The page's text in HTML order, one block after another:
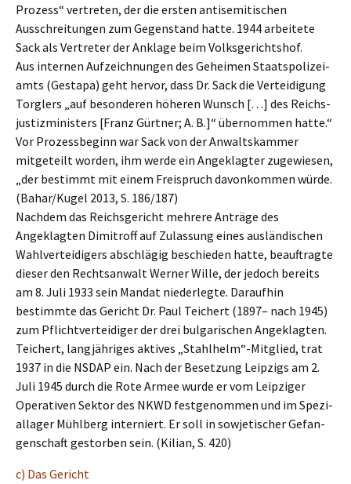
Prozess“ vertre­ten, der die ersten antise­mi­ti­schen
Ausschrei­tun­gen zum Gegen­stand hatte. 1944 arbei­te­te
Sack als Vertre­ter der Ankla­ge beim Volksgerichtshof.
Aus inter­nen Aufzeich­nun­gen des Gehei­men Staats­po­li­zei­
amts (Gesta­pa) geht hervor, dass Dr. Sack die Vertei­di­gung
Torglers „auf beson­de­ren höheren Wunsch […] des Reichs­
jus­tiz­mi­nis­ters [Franz Gürtner; A. B.]“ übernom­men hatte.“
Vor Prozess­be­ginn war Sack von der Anwalts­kam­mer
mitge­teilt worden, ihm werde ein Angeklag­ter zugewie­sen,
„der bestimmt mit einem Freispruch davon­kom­men würde.
(Bahar/Kugel 2013, S. 186/187)
Nachdem das Reichs­ge­richt mehre­re Anträ­ge des
Angeklag­ten Dimitroff auf Zulas­sung eines auslän­di­schen
Wahlver­tei­di­gers abschlä­gig beschie­den hatte, beauf­trag­te
dieser den Rechts­an­walt Werner Wille, der jedoch bereits
am 8. Juli 1933 sein Mandat nieder­leg­te. Darauf­hin
bestimm­te das Gericht Dr. Paul Teichert (1897– nach 1945)
zum Pflicht­ver­tei­di­ger der drei bulga­ri­schen Angeklag­ten.
Teichert, langjäh­ri­ges aktives „Stahlhelm“-Mitglied, trat
1937 in die NSDAP ein. Nach der Beset­zung Leipzigs am 2.
Juli 1945 durch die Rote Armee wurde er vom Leipzi­ger
Opera­ti­ven Sektor des NKWD festge­nom­men und im Spezi­
al­la­ger Mühlberg inter­niert. Er soll in sowje­ti­scher Gefan­
gen­schaft gestor­ben sein. (Kilian, S. 420)
c) Das Gericht